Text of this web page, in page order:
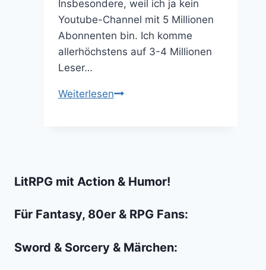
Insbesondere, weil ich ja kein
Youtube-Channel mit 5 Millionen
Abonnenten bin. Ich komme
allerhöchstens auf 3-4 Millionen
Leser…
WeiterlesenDas
ist
Geniestreich
LitRPG mit Action & Humor!
Für Fantasy, 80er & RPG Fans:
Sword & Sorcery & Märchen: